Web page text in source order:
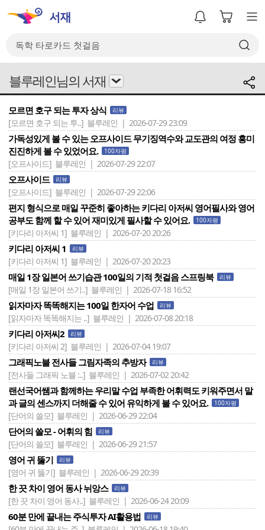
블루레인님의 서재
모르면 호구 되는 투자 상식 리뷰
[모르면 호구 되는 투..] 블루레인 | 2026-07-29 23:09
가독성있게 볼 수 있는 오프사이드 무기징역수와 교도관의 여정 흥미
진진하게 볼 수 있었어요.
100자평
[오프사이드] 블루레인 | 2026-07-29 22:07
오프사이드 리뷰
[오프사이드] 블루레인 | 2026-07-29 22:06
편지 형식으로 매일 꾸준히 좋아하는 키다리 아저씨 영어필사와 영어
공부도 함께 할 수 있어 재미있게 필사할 수 있어요.
100자평
[키다리 아저씨 1] 블루레인 | 2026-07-20 20:26
키다리 아저씨 1 리뷰
[키다리 아저씨 1] 블루레인 | 2026-07-20 20:23
매일 1장 일본어 쓰기습관 100일의 기적 첫걸음 스프링북 리뷰
[매일 1장 일본어 쓰기..] 블루레인 | 2026-07-18 16:52
읽자마자 똑똑해지는 100일 한자어 수업 리뷰
[읽자마자 똑똑해지는 ..] 블루레인 | 2026-07-08 20:18
키다리 아저씨2 리뷰
[키다리 아저씨 2] 블루레인 | 2026-07-04 19:07
그래픽노블 전사들 그림자족의 추방자 리뷰
[전사들 그래픽 노블 :..] 블루레인 | 2026-07-02 20:42
랜선국어쌤과 함께하는 우리말 수업 부족한 어휘력도 키워주면서 말
과 글의 센스까지 더해줄 수 있어 유익하게 볼 수 있어요.
100자평
[단어의 쓸모] 블루레인 | 2026-06-29 22:04
단어의 쓸모 - 어휘의 힘 리뷰
[단어의 쓸모] 블루레인 | 2026-06-29 21:57
영어 귀 뚫기 리뷰
[영어 귀 뚫기] 블루레인 | 2026-06-29 20:39
한 끗 차이 영어 동사 뉘앙스 리뷰
[한 끗 차이 영어 동사..] 블루레인 | 2026-06-24 20:09
60분 만에 끝내는 주식투자 AI활용법 리뷰